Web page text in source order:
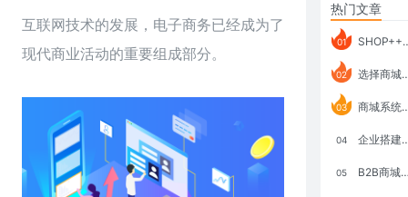
互联网技术的发展，电子商务已经成为了
现代商业活动的重要组成部分。
热门文章
01 SHOP++ B2B2C V9.1 全新发布 新亮点
02 选择商城系统要考虑哪些问题？
03 商城系统如何打通跨境电商模式？
04 企业搭建积分商城系统要注意什么？
05 B2B商城系统搭建：开发语言、功能、优势分析